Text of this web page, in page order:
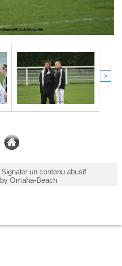
>
Signaler un contenu abusif
by Omaha-Beach